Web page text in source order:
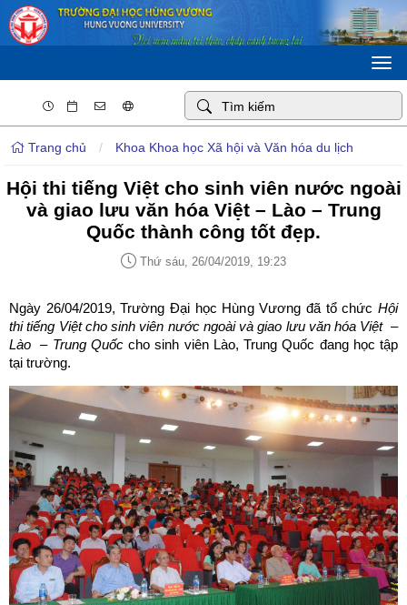
Trang chủ / Khoa Khoa học Xã hội và Văn hóa du lịch
Hội thi tiếng Việt cho sinh viên nước ngoài
và giao lưu văn hóa Việt – Lào – Trung
Quốc thành công tốt đẹp.
Thứ sáu, 26/04/2019, 19:23
Ngày 26/04/2019, Trường Đại học Hùng Vương đã tổ chức Hội
thi tiếng Việt cho sinh viên nước ngoài và giao lưu văn hóa Việt –
Lào – Trung Quốccho sinh viên Lào, Trung Quốc đang học tập
tại trường.